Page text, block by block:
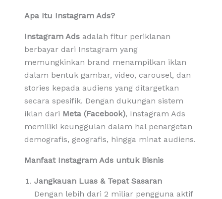
Apa Itu Instagram Ads?
Instagram Adsadalah fitur periklanan
berbayar dari Instagram yang
memungkinkan brand menampilkan iklan
dalam bentuk gambar, video, carousel, dan
stories kepada audiens yang ditargetkan
secara spesifik. Dengan dukungan sistem
iklan dari Meta (Facebook), Instagram Ads
memiliki keunggulan dalam hal penargetan
demografis, geografis, hingga minat audiens.
Manfaat Instagram Ads untuk Bisnis
Jangkauan Luas & Tepat Sasaran
Dengan lebih dari 2 miliar pengguna aktif